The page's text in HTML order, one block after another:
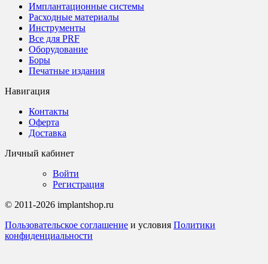
Имплантационные системы
Расходные материалы
Инструменты
Все для PRF
Оборудование
Боры
Печатные издания
Навигация
Контакты
Оферта
Доставка
Личный кабинет
Войти
Регистрация
© 2011-2026 implantshop.ru
Пользовательское соглашение и условия Политики
конфиденциальности